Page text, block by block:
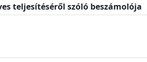
teljesítéséről szóló beszámolója